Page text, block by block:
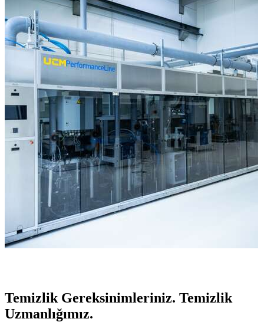
Temizlik Gereksinimleriniz. Temizlik
Uzmanlığımız.